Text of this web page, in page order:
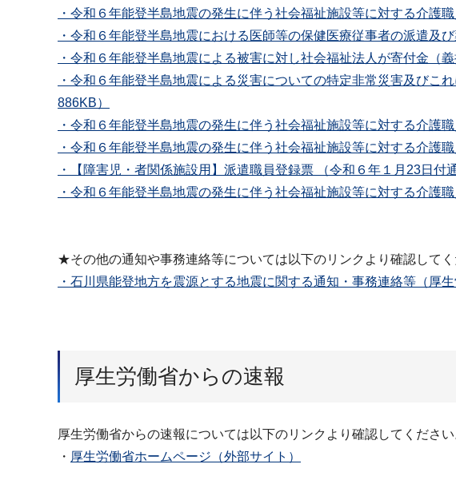
・令和６年能登半島地震の発生に伴う社会福祉施設等に対する介護
・令和６年能登半島地震における医師等の保健医療従事者の派遣及
・令和６年能登半島地震による被害に対し社会福祉法人が寄付金（
・令和６年能登半島地震による災害についての特定非常災害及びこ
886KB）
・令和６年能登半島地震の発生に伴う社会福祉施設等に対する介護
・令和６年能登半島地震の発生に伴う社会福祉施設等に対する介護
・【障害児・者関係施設用】派遣職員登録票 （令和６年１月23日
・令和６年能登半島地震の発生に伴う社会福祉施設等に対する介護
★その他の通知や事務連絡等については以下のリンクより確認してく
・石川県能登地方を震源とする地震に関する通知・事務連絡等（厚
厚生労働省からの速報
厚生労働省からの速報については以下のリンクより確認してください
・ 厚生労働省ホームページ（外部サイト）